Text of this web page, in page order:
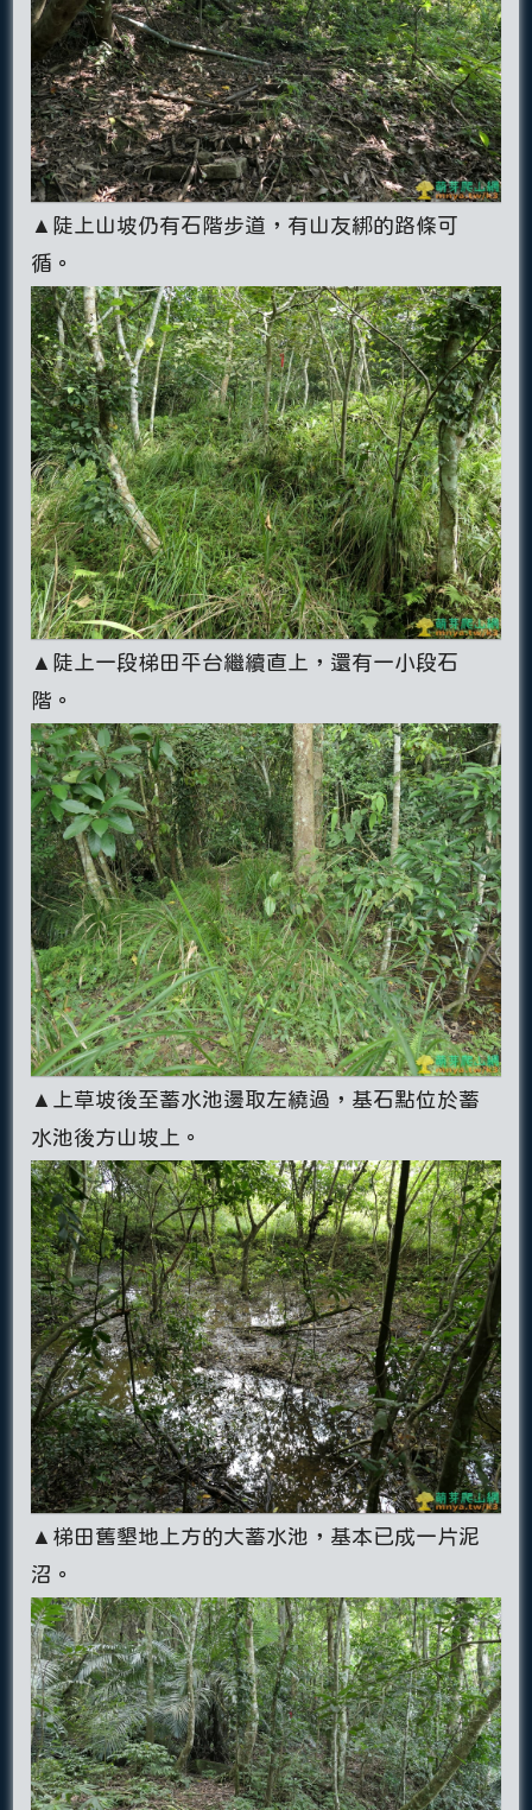
▲陡上山坡仍有石階步道，有山友綁的路條可
循。
▲陡上一段梯田平台繼續直上，還有一小段石
階。
▲上草坡後至蓄水池邊取左繞過，基石點位於蓄
水池後方山坡上。
▲梯田舊墾地上方的大蓄水池，基本已成一片泥
沼。